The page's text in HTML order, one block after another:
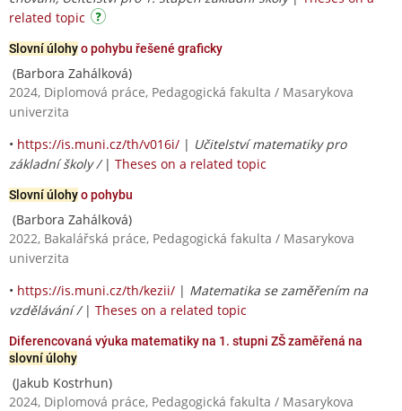
related topic
Slovní úlohyo pohybu řešené graficky
(Barbora Zahálková)
2024, Diplomová práce, Pedagogická fakulta / Masarykova
univerzita
• https://is.muni.cz/th/v016i/ | Učitelství matematiky pro
základní školy / | Theses on a related topic
Slovní úlohyo pohybu
(Barbora Zahálková)
2022, Bakalářská práce, Pedagogická fakulta / Masarykova
univerzita
• https://is.muni.cz/th/kezii/ | Matematika se zaměřením na
vzdělávání / | Theses on a related topic
Diferencovaná výuka matematiky na 1. stupni ZŠ zaměřená na
slovní úlohy
(Jakub Kostrhun)
2024, Diplomová práce, Pedagogická fakulta / Masarykova